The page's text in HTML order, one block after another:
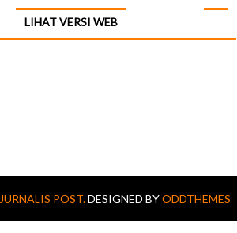
LIHAT VERSI WEB
JURNALIS POST.DESIGNED BYODDTHEMES